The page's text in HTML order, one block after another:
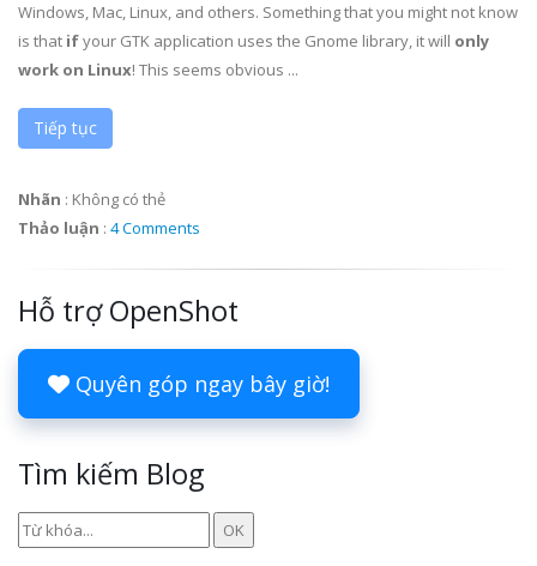
Windows, Mac, Linux, and others. Something that you might not know
is that ifyour GTK application uses the Gnome library, it will only
work on Linux! This seems obvious ...
Tiếp tục
Nhãn : Không có thẻ
Thảo luận : 4 Comments
Hỗ trợ OpenShot
Quyên góp ngay bây giờ!
Tìm kiếm Blog